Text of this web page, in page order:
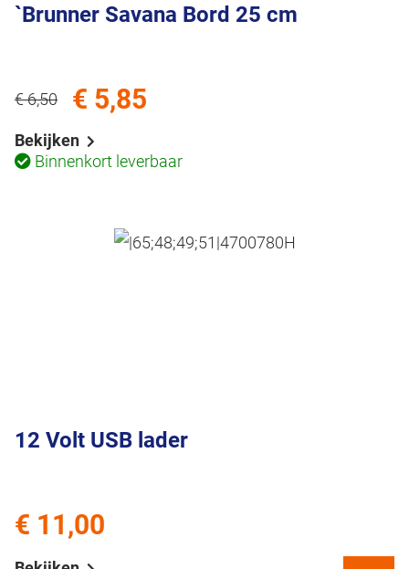
`Brunner Savana Bord 25 cm
Bekijken
Binnenkort leverbaar
€ 6,50 € 5,85
12 Volt USB lader
€ 11,00